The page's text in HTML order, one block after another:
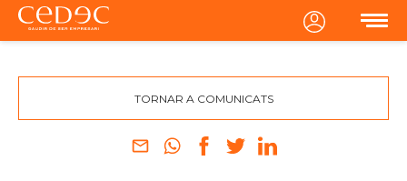
MENU
TORNAR A COMUNICATS